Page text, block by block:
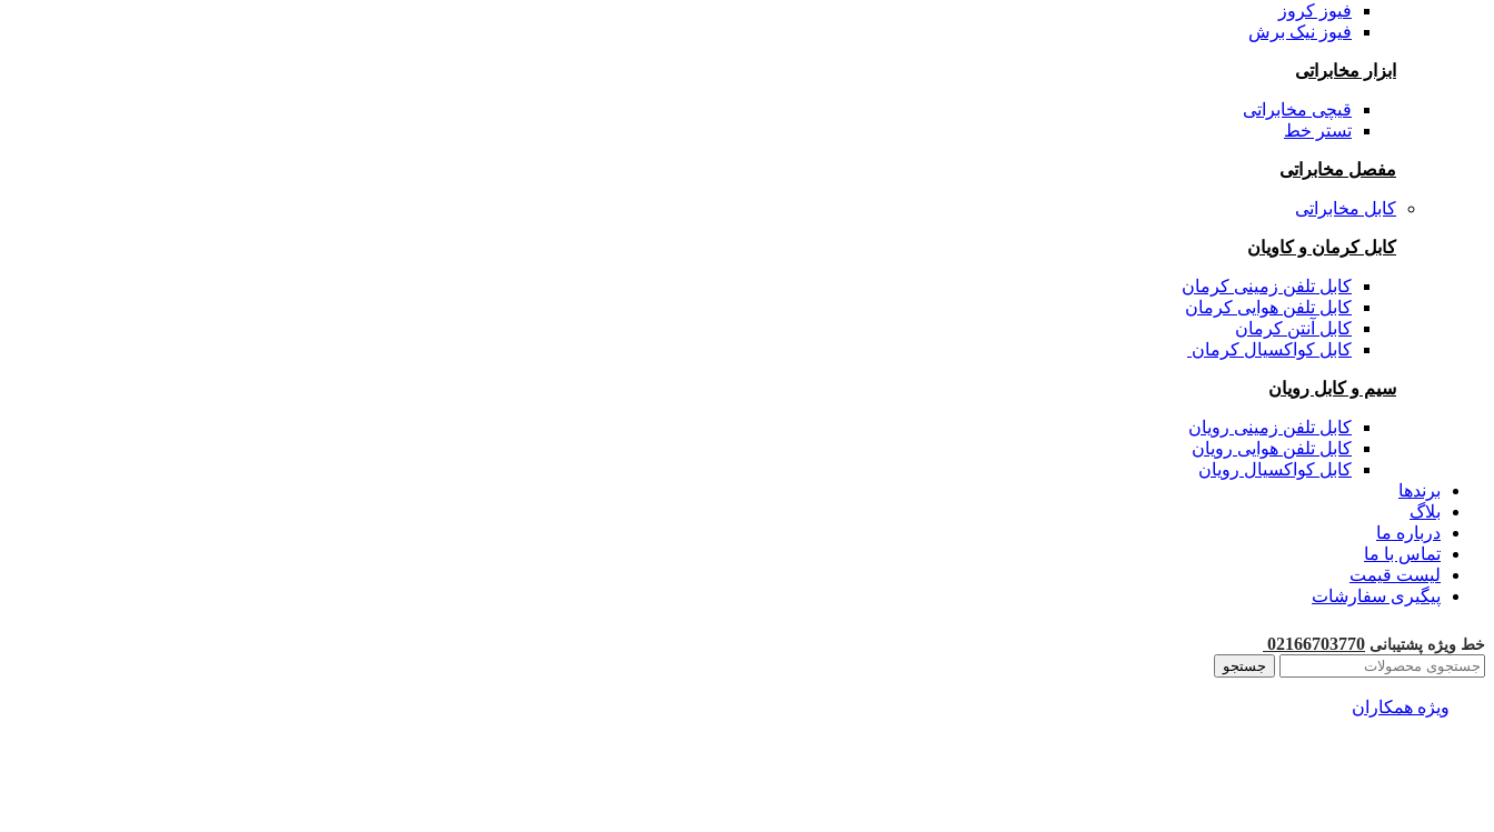
فیوز کروز
فیوز نیک برش
ابزار مخابراتی
قیچی مخابراتی
تستر خط
مفصل مخابراتی
کابل مخابراتی
کابل کرمان و کاویان
کابل تلفن زمینی کرمان
کابل تلفن هوایی کرمان
کابل آنتن کرمان
کابل کواکسیال کرمان
سیم و کابل رویان
کابل تلفن زمینی رویان
کابل تلفن هوایی رویان
کابل کواکسیال رویان
برندها
بلاگ
درباره ما
تماس با ما
لیست قیمت
پیگیری سفارشات
خط ویژه پشتیبانی 02166703770
جستجو
ویژه همکاران